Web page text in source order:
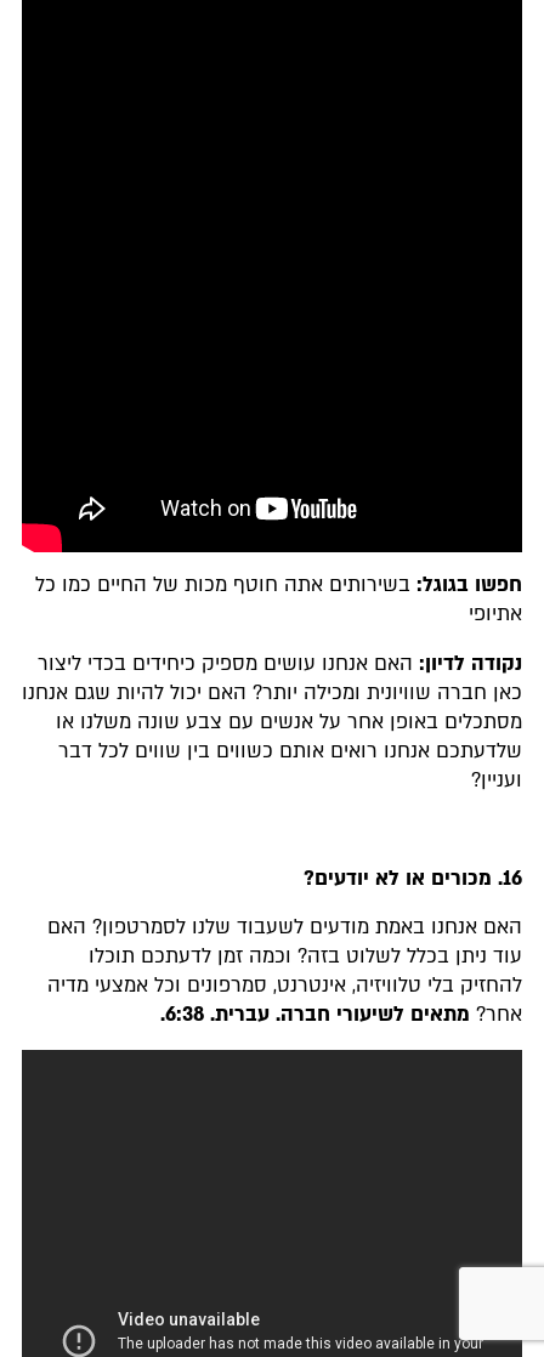
חפשו בגוגל: בשירותים אתה חוטף מכות של החיים כמו כל
אתיופי
נקודה לדיון: האם אנחנו עושים מספיק כיחידים בכדי ליצור
כאן חברה שוויונית ומכילה יותר? האם יכול להיות שגם אנחנו
מסתכלים באופן אחר על אנשים עם צבע שונה משלנו או
שלדעתכם אנחנו רואים אותם כשווים בין שווים לכל דבר
ועניין?
16. מכורים או לא יודעים?
האם אנחנו באמת מודעים לשעבוד שלנו לסמרטפון? האם
עוד ניתן בכלל לשלוט בזה? וכמה זמן לדעתכם תוכלו
להחזיק בלי טלוויזיה, אינטרנט, סמרפונים וכל אמצעי מדיה
אחר? מתאים לשיעורי חברה. עברית. 6:38.